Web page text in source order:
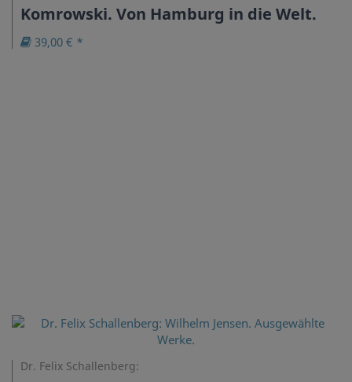
Komrowski. Von Hamburg in die Welt.
39,00 € *
Dr. Felix Schallenberg: